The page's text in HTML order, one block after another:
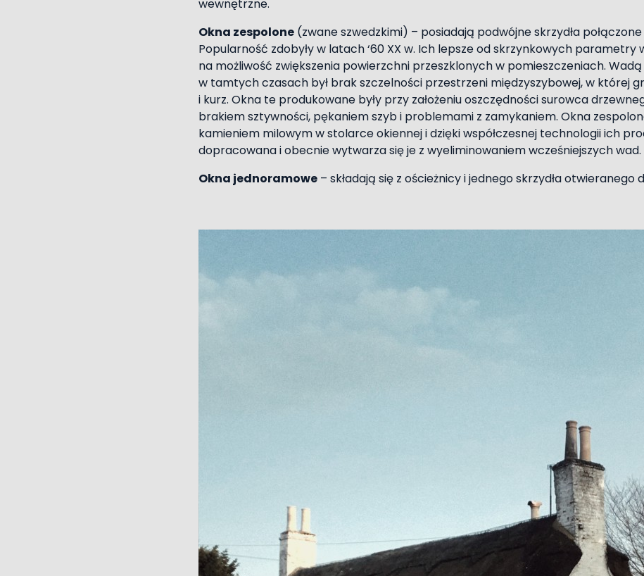
wewnętrzne.
Okna zespolone (zwane szwedzkimi) – posiadają podwójne skrzydła
Popularność zdobyły w latach ‘60 XX w. Ich lepsze od skrzynkowych parametry
na możliwość zwiększenia powierzchni przeszklonych w pomieszczeniach.
w tamtych czasach był brak szczelności przestrzeni międzyszybowej, w której
i kurz. Okna te produkowane były przy założeniu oszczędności surowca
brakiem sztywności, pękaniem szyb i problemami z zamykaniem. Okna
kamieniem milowym w stolarce okiennej i dzięki współczesnej technologii ich
dopracowana i obecnie wytwarza się je z wyeliminowaniem wcześniejszych wad.
Okna jednoramowe – składają się z ościeżnicy i jednego skrzydła otwieranego